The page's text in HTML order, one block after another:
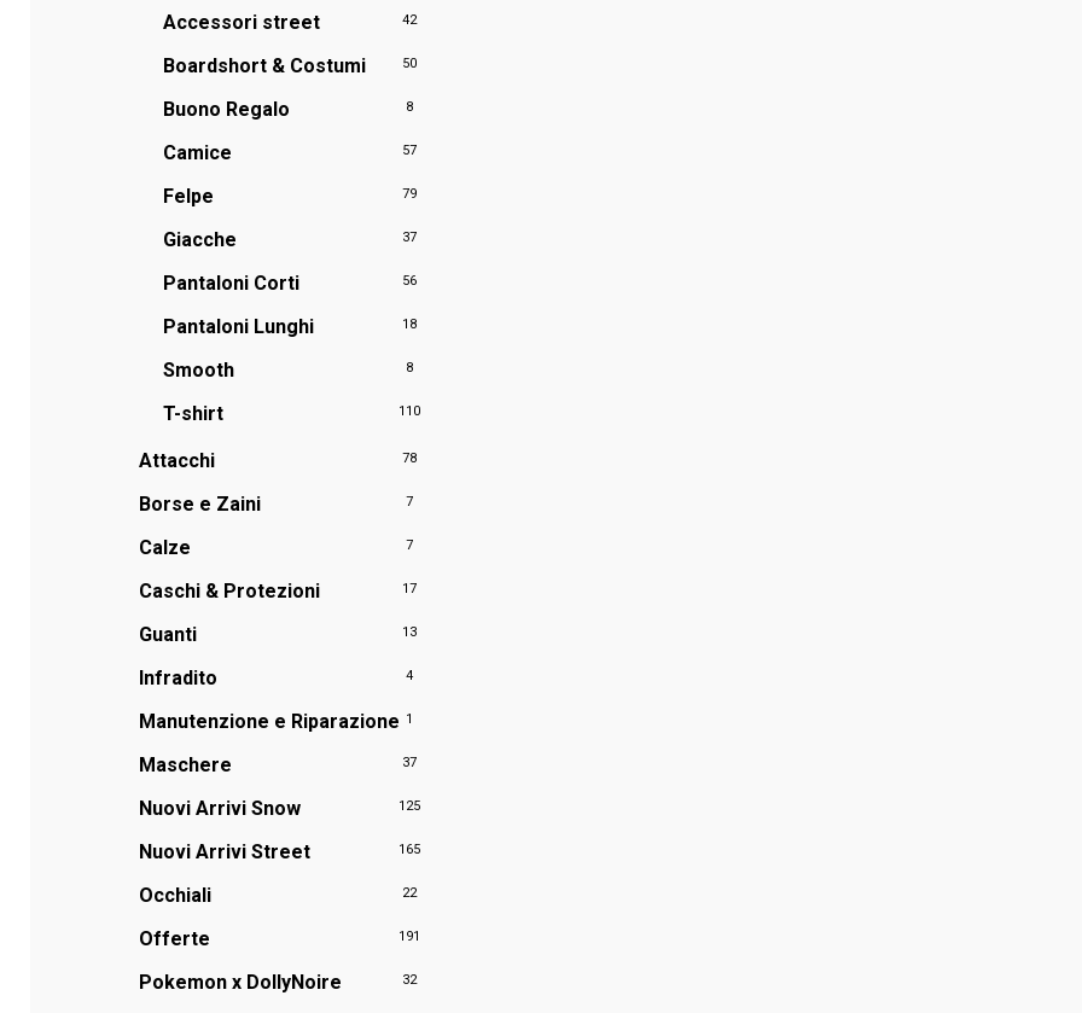
Accessori street 42
Boardshort & Costumi 50
Buono Regalo 8
Camice 57
Felpe 79
Giacche 37
Pantaloni Corti 56
Pantaloni Lunghi 18
Smooth 8
T-shirt 110
Attacchi 78
Borse e Zaini 7
Calze 7
Caschi & Protezioni 17
Guanti 13
Infradito 4
Manutenzione e Riparazione 1
Maschere 37
Nuovi Arrivi Snow 125
Nuovi Arrivi Street 165
Occhiali 22
Offerte 191
Pokemon x DollyNoire 32